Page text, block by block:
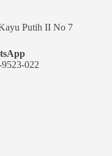
Putih II No 7
022